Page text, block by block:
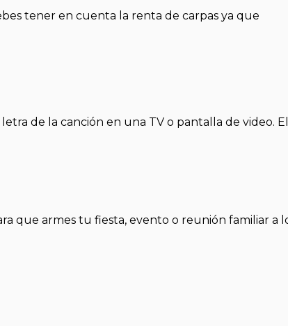
tener en cuenta la renta de carpas ya que
de la canción en una TV o pantalla de video. El
que armes tu fiesta, evento o reunión familiar a